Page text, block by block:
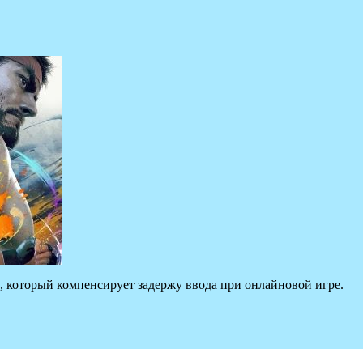
который компенсирует задержу ввода при онлайновой игре.